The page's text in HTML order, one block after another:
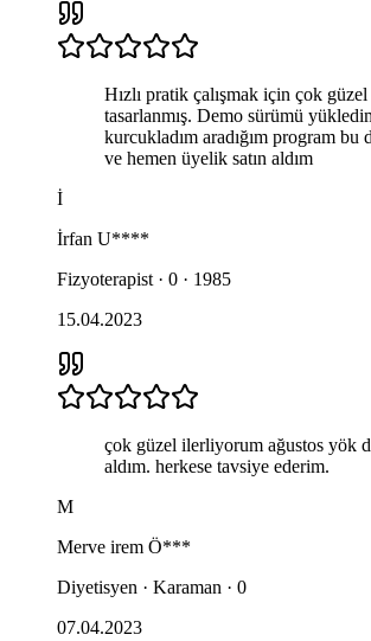
Hızlı pratik çalışmak için çok güzel
tasarlanmış. Demo sürümü
kurcukladım aradığım program bu
ve hemen üyelik satın aldım
İ
İrfan U****
Fizyoterapist · 0 · 1985
15.04.2023
çok güzel ilerliyorum ağustos yök
aldım. herkese tavsiye ederim.
M
Merve irem Ö***
Diyetisyen · Karaman · 0
07.04.2023